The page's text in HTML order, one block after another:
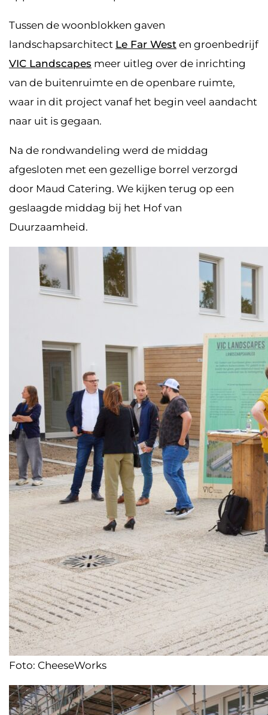
Tussen de woonblokken gaven
landschapsarchitect Le Far West en groenbedrijf
VIC Landscapes meer uitleg over de inrichting
van de buitenruimte en de openbare ruimte,
waar in dit project vanaf het begin veel aandacht
naar uit is gegaan.
Na de rondwandeling werd de middag
afgesloten met een gezellige borrel verzorgd
door Maud Catering. We kijken terug op een
geslaagde middag bij het Hof van
Duurzaamheid.
Foto: CheeseWorks